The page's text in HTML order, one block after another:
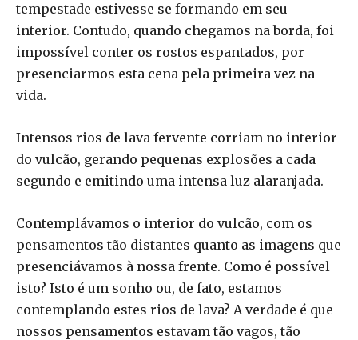
tempestade estivesse se formando em seu
interior. Contudo, quando chegamos na borda, foi
impossível conter os rostos espantados, por
presenciarmos esta cena pela primeira vez na
vida.
Intensos rios de lava fervente corriam no interior
do vulcão, gerando pequenas explosões a cada
segundo e emitindo uma intensa luz alaranjada.
Contemplávamos o interior do vulcão, com os
pensamentos tão distantes quanto as imagens que
presenciávamos à nossa frente. Como é possível
isto? Isto é um sonho ou, de fato, estamos
contemplando estes rios de lava? A verdade é que
nossos pensamentos estavam tão vagos, tão